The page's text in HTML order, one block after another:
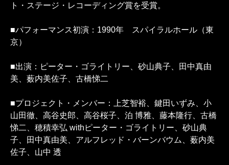
ト・ステージ・レコーディング賞を受賞。
■パフォーマンス初演：1990年 スパイラルホール（東
京）
■出演：ピーター・ゴライトリー、砂山典子、田中真由
美、薮内美佐子、古橋悌二
■プロジェクト・メンバー：上芝智裕、鍵田いずみ、小
山田徹、高谷史郎、高谷桜子、泊 博雅、藤本隆行、古橋
悌二、穂積幸弘 withピーター・ゴライトリー、砂山典
子、田中真由美、アルフレッド・バーンバウム、薮内美
佐子、山中 透